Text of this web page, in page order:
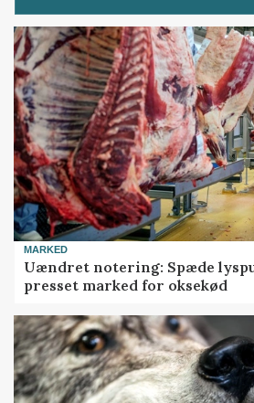
MARKED
Uændret notering: Spæde
presset marked for oksekød